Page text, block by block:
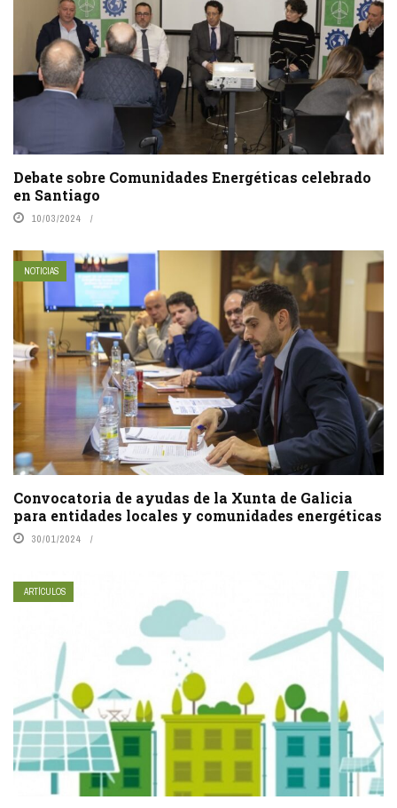
Debate sobre Comunidades Energéticas celebrado
en Santiago
10/03/2024
NOTICIAS
Convocatoria de ayudas de la Xunta de Galicia
para entidades locales y comunidades energéticas
30/01/2024
ARTÍCULOS